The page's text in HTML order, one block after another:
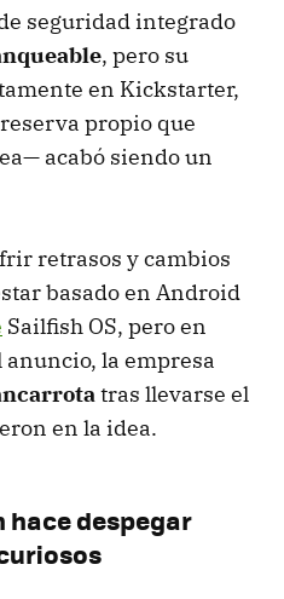
seguridad integrado
, pero su
en Kickstarter,
propio que
acabó siendo un
retrasos y cambios
basado en Android
Sailfish OS, pero en
anuncio, la empresa
tras llevarse el
en la idea.
despegar